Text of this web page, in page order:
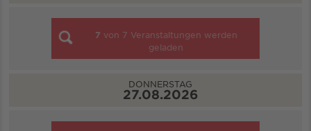
7 von 7 Veranstaltungen werden
geladen
DONNERSTAG
27.08.2026